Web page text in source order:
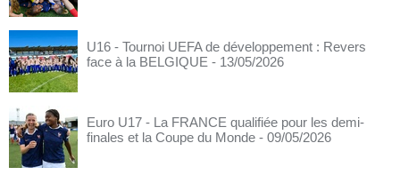
U16 - Tournoi UEFA de développement : Revers
face à la BELGIQUE - 13/05/2026
Euro U17 - La FRANCE qualifiée pour les demi-
finales et la Coupe du Monde - 09/05/2026